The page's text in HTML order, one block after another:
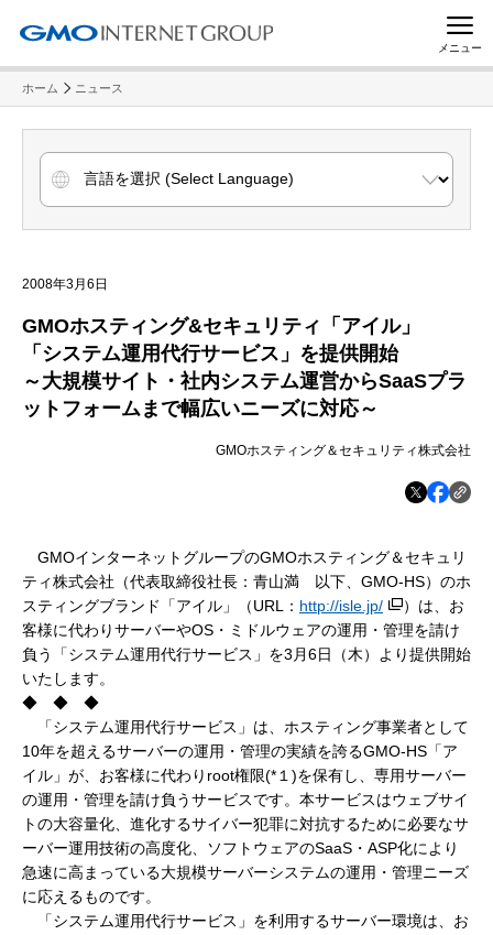
メニュー
ホーム ニュース
2008年3月6日
GMOホスティング&セキュリティ「アイル」
「システム運用代行サービス」を提供開始
～大規模サイト・社内システム運営からSaaSプラ
ットフォームまで幅広いニーズに対応～
GMOホスティング＆セキュリティ株式会社
GMOインターネットグループのGMOホスティング＆セキュリ
ティ株式会社（代表取締役社長：青山満 以下、GMO-HS）のホ
スティングブランド「アイル」（URL： http://isle.jp/
）は、お
客様に代わりサーバーやOS・ミドルウェアの運用・管理を請け
負う「システム運用代行サービス」を3月6日（木）より提供開始
いたします。
◆ ◆ ◆
「システム運用代行サービス」は、ホスティング事業者として
10年を超えるサーバーの運用・管理の実績を誇るGMO-HS「ア
イル」が、お客様に代わりroot権限(*１)を保有し、専用サーバー
の運用・管理を請け負うサービスです。本サービスはウェブサイ
トの大容量化、進化するサイバー犯罪に対抗するために必要なサ
ーバー運用技術の高度化、ソフトウェアのSaaS・ASP化により
急速に高まっている大規模サーバーシステムの運用・管理ニーズ
に応えるものです。
「システム運用代行サービス」を利用するサーバー環境は、お